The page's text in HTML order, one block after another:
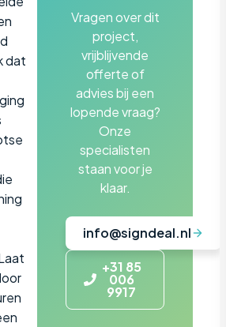
dat
Vragen over dit
project,
vrijblijvende
offerte of
advies bij een
lopende vraag?
Onze
specialisten
staan voor je
klaar.
info@signdeal.nl
+31 85
006
9917